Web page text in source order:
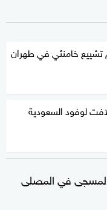
تشييع خامنئي في طهران
لوفود السعودية
في المصلى